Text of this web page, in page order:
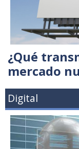
¿Qué
mercado
Digital